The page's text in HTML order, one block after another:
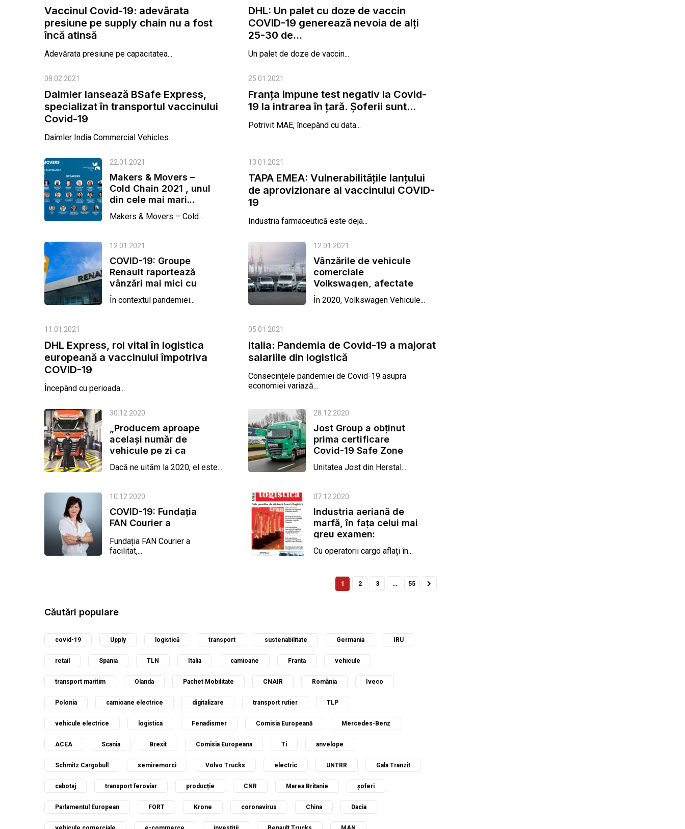
Vaccinul Covid-19: adevărata
presiune pe supply chain nu a fost
încă atinsă
Adevărata presiune pe capacitatea...
DHL: Un palet cu doze de vaccin
COVID-19 generează nevoia de alți
25-30 de...
Un palet de doze de vaccin...
08.02.2021
Daimler lansează BSafe Express,
specializat în transportul vaccinului
Covid-19
Daimler India Commercial Vehicles...
25.01.2021
Franţa impune test negativ la Covid-
19 la intrarea în ţară. Şoferii sunt...
Potrivit MAE, începând cu data...
22.01.2021
Makers & Movers –
Cold Chain 2021 , unul
din cele mai mari...
Makers & Movers – Cold...
13.01.2021
TAPA EMEA: Vulnerabilitățile lanțului
de aprovizionare al vaccinului COVID-
19
Industria farmaceutică este deja...
12.01.2021
COVID-19: Groupe
Renault raportează
vânzări mai mici cu
21,3%
În contextul pandemiei...
12.01.2021
Vânzările de vehicule
comerciale
Volkswagen, afectate
de COVID-19
În 2020, Volkswagen Vehicule...
11.01.2021
DHL Express, rol vital în logistica
europeană a vaccinului împotriva
COVID-19
Începând cu perioada...
05.01.2021
Italia: Pandemia de Covid-19 a majorat
salariile din logistică
Consecințele pandemiei de Covid-19 asupra
economiei variază...
30.12.2020
„Producem aproape
același număr de
vehicule pe zi ca
înainte de...
Dacă ne uităm la 2020, el este...
28.12.2020
Jost Group a obținut
prima certificare
Covid-19 Safe Zone
Unitatea Jost din Herstal...
10.12.2020
COVID-19: Fundația
FAN Courier a
umanitare pentru
250...
Fundația FAN Courier a
facilitat,...
07.12.2020
Industria aeriană de
marfă, în fața celui mai
greu examen:
distribuția...
Cu operatorii cargo aflați în...
1 2 3 … 55
Căutări populare
covid-19 Upply logistică transport sustenabilitate Germania IRU
retail Spania TLN Italia camioane Franta vehicule
transport maritim Olanda Pachet Mobilitate CNAIR România Iveco
Polonia camioane electrice digitalizare transport rutier TLP
vehicule electrice logistica Fenadismer Comisia Europeană Mercedes-Benz
ACEA Scania Brexit Comisia Europeana Ti anvelope
Schmitz Cargobull semiremorci Volvo Trucks electric UNTRR Gala Tranzit
cabotaj transport feroviar producție CNR Marea Britanie șoferi
Parlamentul European FORT Krone coronavirus China Dacia